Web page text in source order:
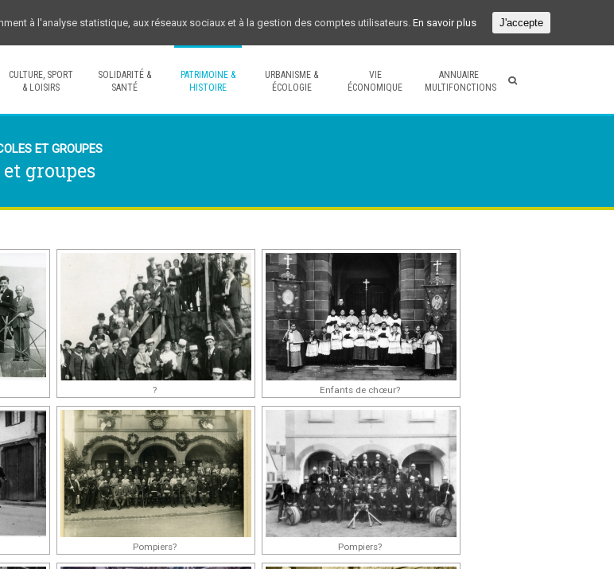
CULTURE, SPORT
& LOISIRS
SOLIDARITÉ &
SANTÉ
PATRIMOINE &
HISTOIRE
URBANISME &
ÉCOLOGIE
VIE
ÉCONOMIQUE
ANNUAIRE
MULTIFONCTIONS
ET GROUPES
et groupes
? Enfants de chœur?
Pompiers? Pompiers?
à l'analyse statistique, aux réseaux sociaux et à la gestion des comptes utilisateurs. En savoir plus J'accepte